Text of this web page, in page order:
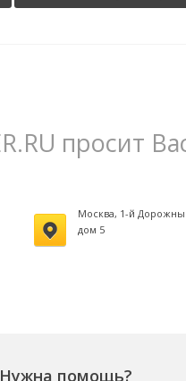
просит
Москва, 1-й
дом 5
Нужна помощь?